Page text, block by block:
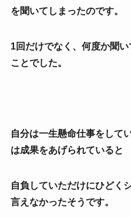
を聞いてしまったのです。
1回だけでなく、何度か聞
ことでした。
自分は一生懸命仕事をして
は成果をあげられていると
自負していただけにひどく
言えなかったそうです。